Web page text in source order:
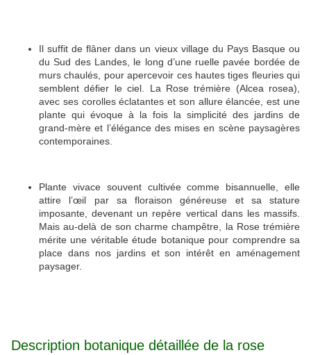
Il suffit de flâner dans un vieux village du Pays Basque ou
du Sud des Landes, le long d’une ruelle pavée bordée de
murs chaulés, pour apercevoir ces hautes tiges fleuries qui
semblent défier le ciel. La Rose trémière (Alcea rosea),
avec ses corolles éclatantes et son allure élancée, est une
plante qui évoque à la fois la simplicité des jardins de
grand-mère et l’élégance des mises en scène paysagères
contemporaines.
Plante vivace souvent cultivée comme bisannuelle, elle
attire l’œil par sa floraison généreuse et sa stature
imposante, devenant un repère vertical dans les massifs.
Mais au-delà de son charme champêtre, la Rose trémière
mérite une véritable étude botanique pour comprendre sa
place dans nos jardins et son intérêt en aménagement
paysager.
Description botanique détaillée de la rose